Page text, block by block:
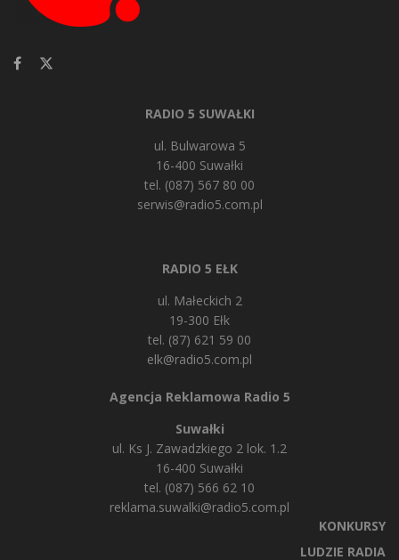
RADIO 5 SUWAŁKI
ul. Bulwarowa 5
16-400 Suwałki
tel. (087) 567 80 00
serwis@radio5.com.pl
RADIO 5 EŁK
ul. Małeckich 2
19-300 Ełk
tel. (87) 621 59 00
elk@radio5.com.pl
Agencja Reklamowa Radio 5
Suwałki
ul. Ks J. Zawadzkiego 2 lok. 1.2
16-400 Suwałki
tel. (087) 566 62 10
reklama.suwalki@radio5.com.pl
KONKURSY
LUDZIE RADIA